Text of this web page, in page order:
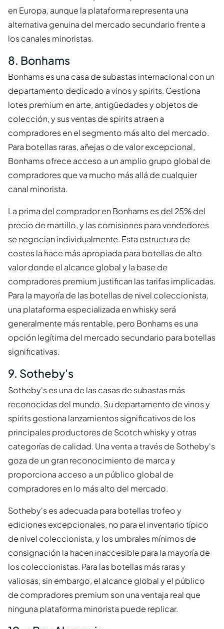
en Europa, aunque la plataforma representa una
alternativa genuina del mercado secundario frente a
los canales minoristas.
8. Bonhams
Bonhams es una casa de subastas internacional con un
departamento dedicado a vinos y spirits. Gestiona
lotes premium en arte, antigüedades y objetos de
colección, y sus ventas de spirits atraen a
compradores en el segmento más alto del mercado.
Para botellas raras, añejas o de valor excepcional,
Bonhams ofrece acceso a un amplio grupo global de
compradores que va mucho más allá de cualquier
canal minorista.
La prima del comprador en Bonhams es del 25% del
precio de martillo, y las comisiones para vendedores
se negocian individualmente. Esta estructura de
costes la hace más apropiada para botellas de alto
valor donde el alcance global y la base de
compradores premium justifican las tarifas implicadas.
Para la mayoría de las botellas de nivel coleccionista,
una plataforma especializada en whisky será
generalmente más rentable, pero Bonhams es una
opción legítima del mercado secundario para botellas
significativas.
9. Sotheby's
Sotheby's es una de las casas de subastas más
reconocidas del mundo. Su departamento de vinos y
spirits gestiona lanzamientos significativos de los
principales productores de Scotch whisky y otras
categorías de calidad. Una venta a través de Sotheby's
goza de un gran reconocimiento de marca y
proporciona acceso a un público global de
compradores en lo más alto del mercado.
Sotheby's es adecuada para botellas trofeo y
ediciones excepcionales, no para el inventario típico
de nivel coleccionista, y los umbrales mínimos de
consignación la hacen inaccesible para la mayoría de
los coleccionistas. Para las botellas más raras y
valiosas, sin embargo, el alcance global y el público
de compradores premium son una ventaja real que
ninguna plataforma minorista puede replicar.